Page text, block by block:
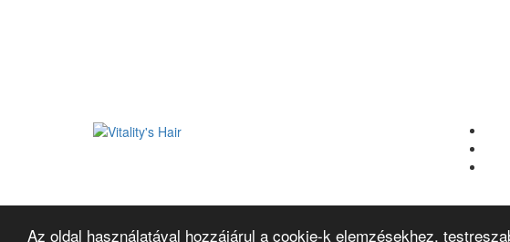
Az oldal használatával hozzájárul a cookie-k elemzésekhez,